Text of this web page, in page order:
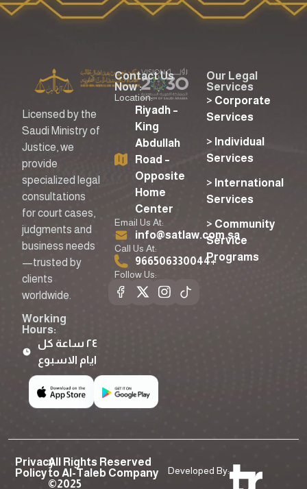
Licensed by the
Saudi Ministry of
Justice, we
provide
specialized legal
consultations
for court cases,
judgments and
business needs
—trusted by
clients
worldwide.
Working
Hours:
٢٤ ساعة كل
ايام الاسبوع
Contact Us
Now :
Location:
Riyadh –
King
Abdullah
Road –
Opposite
Home
Center
Email Us At:
info@satlaw.com.sa
Call Us At:
966506330044⁩+
Follow Us:
Our Legal
Services
> Corporate
Services
> Individual
Services
> International
Services
> Community
Service
Programs
Privacy
Policy
All Rights Reserved
to Al-Taleb Company
©2025
Developed By: